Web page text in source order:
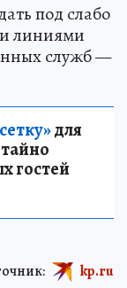
под слабо
линиями
служб —
для
гостей
kp.ru